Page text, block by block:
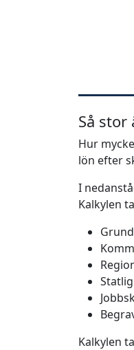
Så
Hur
lön efter
I
Kalkylen
Kalkylen